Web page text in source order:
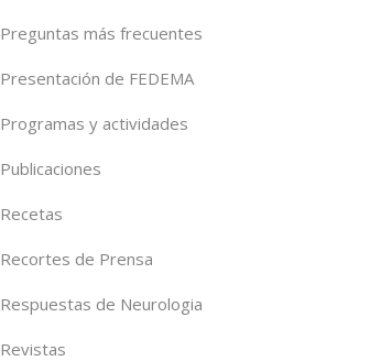
Preguntas más frecuentes
Presentación de FEDEMA
Programas y actividades
Publicaciones
Recetas
Recortes de Prensa
Respuestas de Neurologia
Revistas